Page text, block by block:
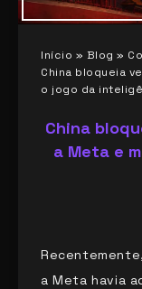
Início » Blog »
China bloqueia
o jogo da
China
a Meta e
a Meta havia